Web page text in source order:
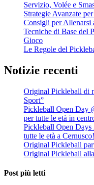
Servizio, Volée e
Strategie Avanzate
Consigli per Allenarsi
Tecniche di Base del
Gioco
Le Regole del
Notizie recenti
Original Pickleball di
Sport”
Pickleball Open Day
per tutte le età in
Pickleball Open Days
tutte le età a Cernusco!
Original Pickleball
Original Pickleball
Post più letti